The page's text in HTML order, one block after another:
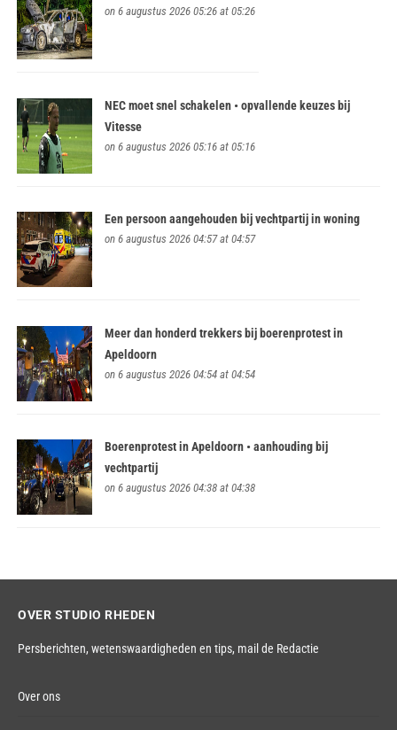
on 6 augustus 2026 05:26 at 05:26
NEC moet snel schakelen • opvallende keuzes bij
Vitesse
on 6 augustus 2026 05:16 at 05:16
Een persoon aangehouden bij vechtpartij in woning
on 6 augustus 2026 04:57 at 04:57
Meer dan honderd trekkers bij boerenprotest in
Apeldoorn
on 6 augustus 2026 04:54 at 04:54
Boerenprotest in Apeldoorn • aanhouding bij
vechtpartij
on 6 augustus 2026 04:38 at 04:38
OVER STUDIO RHEDEN
Persberichten, wetenswaardigheden en tips, mail de Redactie
Over ons